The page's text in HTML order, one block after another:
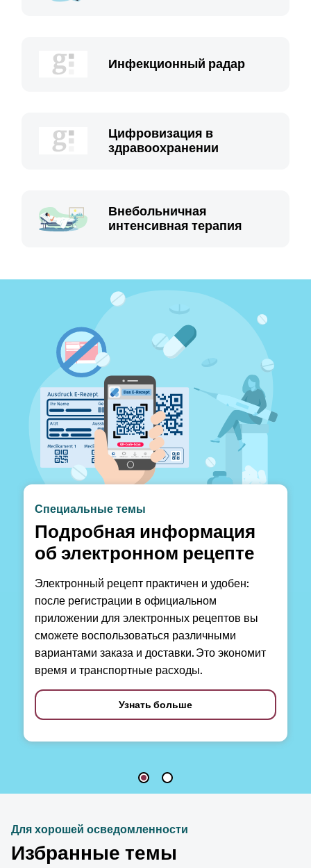
Инфекционный радар
Цифровизация в
здравоохранении
Внебольничная
интенсивная терапия
Специальные темы
Подробная информация
об электронном рецепте
Электронный рецепт практичен и удобен:
после регистрации в официальном
приложении для электронных рецептов вы
сможете воспользоваться различными
вариантами заказа и доставки. Это экономит
время и транспортные расходы.
Узнать больше
Для хорошей осведомленности
Избранные темы